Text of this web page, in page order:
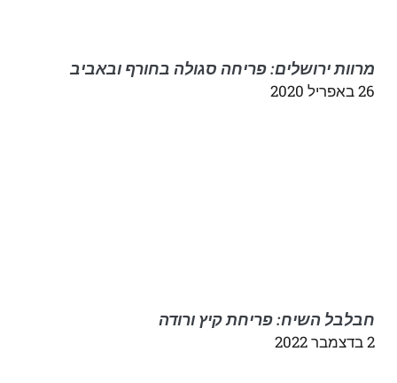
מרוות ירושלים: פריחה סגולה בחורף ובאביב
26 באפריל 2020
חבלבל השיח: פריחת קיץ ורודה
2 בדצמבר 2022